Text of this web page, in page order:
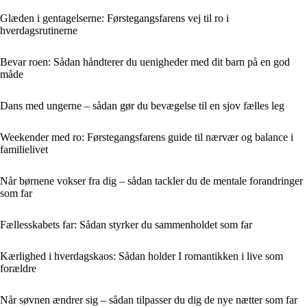
Glæden i gentagelserne: Førstegangsfarens vej til ro i
hverdagsrutinerne
Bevar roen: Sådan håndterer du uenigheder med dit barn på en god
måde
Dans med ungerne – sådan gør du bevægelse til en sjov fælles leg
Weekender med ro: Førstegangsfarens guide til nærvær og balance i
familielivet
Når børnene vokser fra dig – sådan tackler du de mentale forandringer
som far
Fællesskabets far: Sådan styrker du sammenholdet som far
Kærlighed i hverdagskaos: Sådan holder I romantikken i live som
forældre
Når søvnen ændrer sig – sådan tilpasser du dig de nye nætter som far